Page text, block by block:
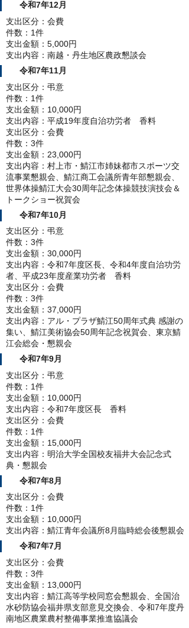
令和7年12月
支出区分：会費
件数：1件
支出金額：5,000円
支出内容：南越・丹生地区農政懇談会
令和7年11月
支出区分：弔意
件数：1件
支出金額：10,000円
支出内容：平成19年度自治功労者 香料
支出区分：会費
件数：3件
支出金額：23,000円
支出内容：村上市・鯖江市姉妹都市スポーツ交
流事業懇親会、鯖江商工会議所青年部懇親会、
世界体操鯖江大会30周年記念体操競技演技会＆
トークショー祝賀会
令和7年10月
支出区分：弔意
件数：3件
支出金額：30,000円
支出内容：令和7年度区長、令和4年度自治功労
者、平成23年度産業功労者 香料
支出区分：会費
件数：3件
支出金額：37,000円
支出内容：アル・プラザ鯖江50周年式典 感謝の
集い、鯖江美術協会50周年記念祝賀会、東京鯖
江会総会・懇親会
令和7年9月
支出区分：弔意
件数：1件
支出金額：10,000円
支出内容：令和7年度区長 香料
支出区分：会費
件数：1件
支出金額：15,000円
支出内容：明治大学全国校友福井大会記念式
典・懇親会
令和7年8月
支出区分：会費
件数：1件
支出金額：10,000円
支出内容：鯖江青年会議所8月臨時総会後懇親会
令和7年7月
支出区分：会費
件数：3件
支出金額：13,000円
支出内容：鯖江高等学校同窓会懇親会、全国治
水砂防協会福井県支部意見交換会、令和7年度丹
南地区農業農村整備事業推進協議会